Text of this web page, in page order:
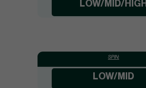
LOW/MID/HIGH
SPIN:
LOW/MID